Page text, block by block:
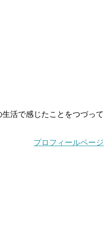
活で感じたことをつづって
プロフィールページ